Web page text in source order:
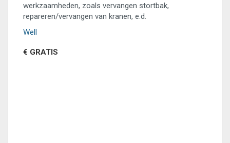
werkzaamheden, zoals vervangen stortbak,
repareren/vervangen van kranen, e.d.
Well
€ GRATIS